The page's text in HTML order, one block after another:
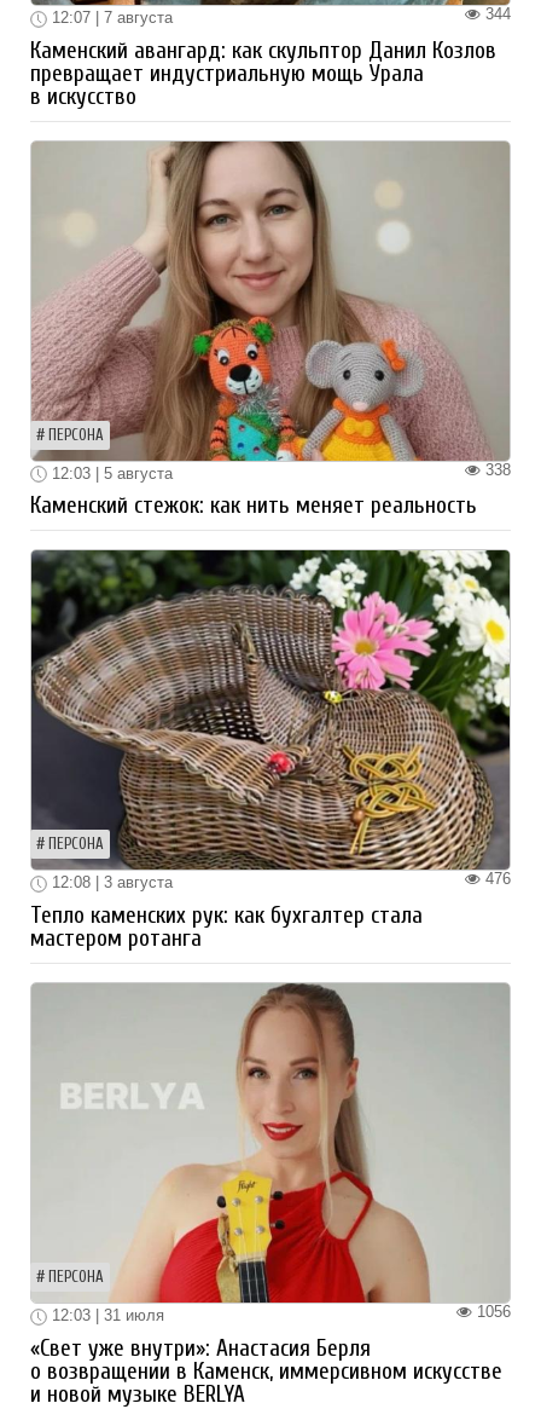
344
12:07 | 7 августа
Каменский авангард: как скульптор Данил Козлов
превращает индустриальную мощь Урала
в искусство
ПЕРСОНА
338
12:03 | 5 августа
Каменский стежок: как нить меняет реальность
ПЕРСОНА
476
12:08 | 3 августа
Тепло каменских рук: как бухгалтер стала
мастером ротанга
ПЕРСОНА
1056
12:03 | 31 июля
«Свет уже внутри»: Анастасия Берля
о возвращении в Каменск, иммерсивном искусстве
и новой музыке BERLYA